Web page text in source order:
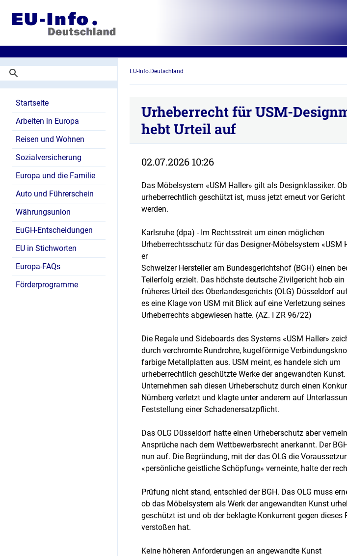
Startseite
Arbeiten in Europa
Reisen und Wohnen
Sozialversicherung
Europa und die Familie
Auto und Führerschein
Währungsunion
EuGH-Entscheidungen
EU in Stichworten
Europa-FAQs
Förderprogramme
EU-Info.Deutschland
Urheberrecht für USM-
hebt Urteil auf
02.07.2026 10:26
Das Möbelsystem «USM Haller» gilt als Designklassiker.
urheberrechtlich geschützt ist, muss jetzt erneut vor
werden.
Karlsruhe (dpa) - Im Rechtsstreit um einen möglichen
Urheberrechtsschutz für das Designer-Möbelsystem «USM
er
Schweizer Hersteller am Bundesgerichtshof (BGH) einen
Teilerfolg erzielt. Das höchste deutsche Zivilgericht hob ein
früheres Urteil des Oberlandesgerichts (OLG) Düsseldorf
es eine Klage von USM mit Blick auf eine Verletzung seines
Urheberrechts abgewiesen hatte. (AZ. I ZR 96/22)
Die Regale und Sideboards des Systems «USM Haller»
durch verchromte Rundrohre, kugelförmige
farbige Metallplatten aus. USM meint, es handele sich um
urheberrechtlich geschützte Werke der angewandten
Unternehmen sah diesen Urheberschutz durch einen
Nürnberg verletzt und klagte unter anderem auf
Feststellung einer Schadenersatzpflicht.
Das OLG Düsseldorf hatte einen Urheberschutz aber
Ansprüche nach dem Wettbewerbsrecht anerkannt. Der
nun auf. Die Begründung, mit der das OLG die
«persönliche geistliche Schöpfung» verneinte, halte der
Prüfung nicht stand, entschied der BGH. Das OLG muss
ob das Möbelsystem als Werk der angewandten Kunst
geschützt ist und ob der beklagte Konkurrent gegen dieses
verstoßen hat.
Keine höheren Anforderungen an angewandte Kunst